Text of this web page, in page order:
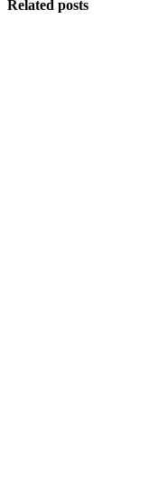
Related posts